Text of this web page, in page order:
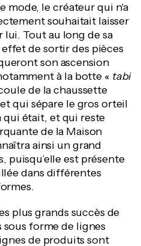
mode, le créateur qui n'a
souhaitait laisser
lui. Tout au long de sa
de sortir des pièces
son ascension
à la botte « tabi
de la chaussette
qui sépare le gros orteil
qui était, et qui reste
de la Maison
ainsi un grand
puisqu’elle est présente
dans différentes
plus grands succès de
forme de lignes
de produits sont